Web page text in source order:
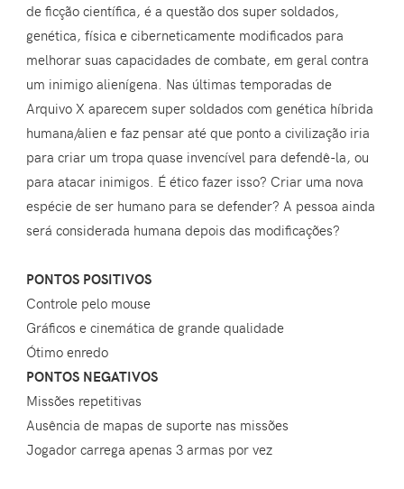
de ficção científica, é a questão dos super soldados,
genética, física e ciberneticamente modificados para
melhorar suas capacidades de combate, em geral contra
um inimigo alienígena. Nas últimas temporadas de
Arquivo X aparecem super soldados com genética híbrida
humana/alien e faz pensar até que ponto a civilização iria
para criar um tropa quase invencível para defendê-la, ou
para atacar inimigos. É ético fazer isso? Criar uma nova
espécie de ser humano para se defender? A pessoa ainda
será considerada humana depois das modificações?
PONTOS POSITIVOS
Controle pelo mouse
Gráficos e cinemática de grande qualidade
Ótimo enredo
PONTOS NEGATIVOS
Missões repetitivas
Ausência de mapas de suporte nas missões
Jogador carrega apenas 3 armas por vez